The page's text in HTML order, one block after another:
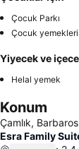
Çocuk Parkı
Çocuk yemekleri
Yiyecek ve
Helal yemek
Konum
Çamlık,
Esra Family